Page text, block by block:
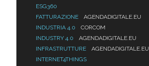
ESG360
FATTURAZIONE
AGENDADIGITALE.EU
INDUSTRIA 4.0
CORCOM
INDUSTRY 4.0
AGENDADIGITALE.EU
INFRASTRUTTURE
AGENDADIGITALE.EU
INTERNET4THINGS